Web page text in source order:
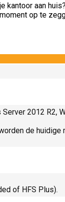
aan
op te
2012 R2,
de huidige
of HFS Plus).